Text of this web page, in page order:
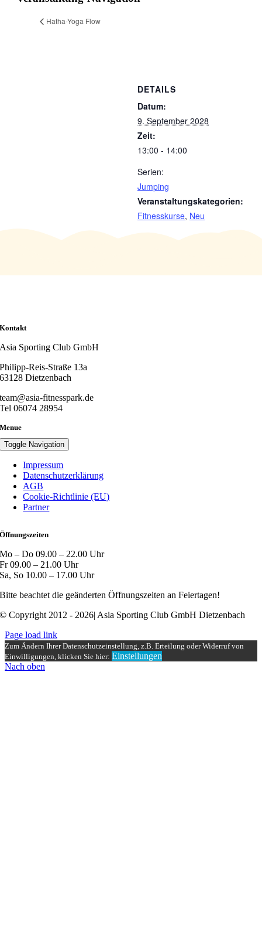
Hatha-Yoga Flow
DETAILS
Datum:
9. September 2028
Zeit:
13:00 - 14:00
Serien:
Jumping
Veranstaltungskategorien:
Fitnesskurse, Neu
Kontakt
Asia Sporting Club GmbH
Philipp-Reis-Straße 13a
63128 Dietzenbach
team@asia-fitnesspark.de
Tel 06074 28954
Menue
Toggle Navigation
Impressum
Datenschutzerklärung
AGB
Cookie-Richtlinie (EU)
Partner
Öffnungszeiten
Mo – Do 09.00 – 22.00 Uhr
Fr 09.00 – 21.00 Uhr
Sa, So 10.00 – 17.00 Uhr
Bitte beachtet die geänderten Öffnungszeiten an Feiertagen!
© Copyright 2012 - 2026| Asia Sporting Club GmbH Dietzenbach
Page load link
Zum Ändern Ihrer Datenschutzeinstellung, z.B. Erteilung oder Widerruf von
Einwilligungen, klicken Sie hier: Einstellungen
Nach oben